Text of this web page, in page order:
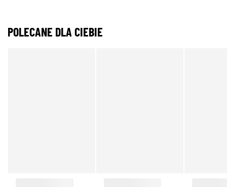
POLECANE DLA CIEBIE